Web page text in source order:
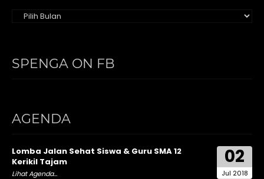
SPENGA ON FB
AGENDA
02
Jul 2018
Lomba Jalan Sehat Siswa & Guru SMA 12
Kerikil Tajam
Lihat Agenda...